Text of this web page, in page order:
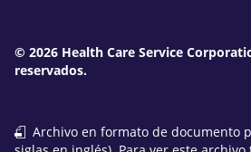
© 2026 Health Care Service
reservados.
Archivo en formato de documento